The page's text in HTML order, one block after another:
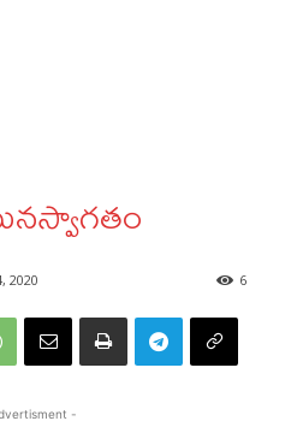
2020 6
-